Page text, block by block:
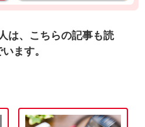
料
お
気
は、こちらの記事も読
ます。